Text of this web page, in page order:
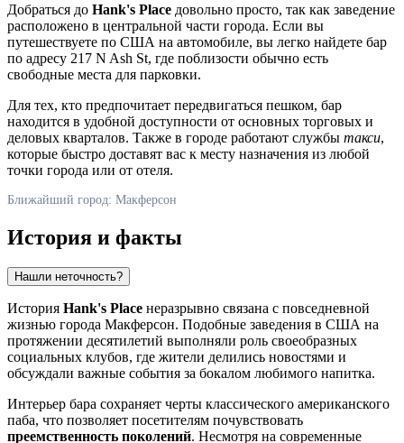
Добраться до Hank's Place довольно просто, так как заведение
расположено в центральной части города. Если вы
путешествуете по США на автомобиле, вы легко найдете бар
по адресу 217 N Ash St, где поблизости обычно есть
свободные места для парковки.
Для тех, кто предпочитает передвигаться пешком, бар
находится в удобной доступности от основных торговых и
деловых кварталов. Также в городе работают службы такси,
которые быстро доставят вас к месту назначения из любой
точки города или от отеля.
Ближайший город: Макферсон
История и факты
Нашли неточность?
История Hank's Place неразрывно связана с повседневной
жизнью города Макферсон. Подобные заведения в США на
протяжении десятилетий выполняли роль своеобразных
социальных клубов, где жители делились новостями и
обсуждали важные события за бокалом любимого напитка.
Интерьер бара сохраняет черты классического американского
паба, что позволяет посетителям почувствовать
преемственность поколений. Несмотря на современные